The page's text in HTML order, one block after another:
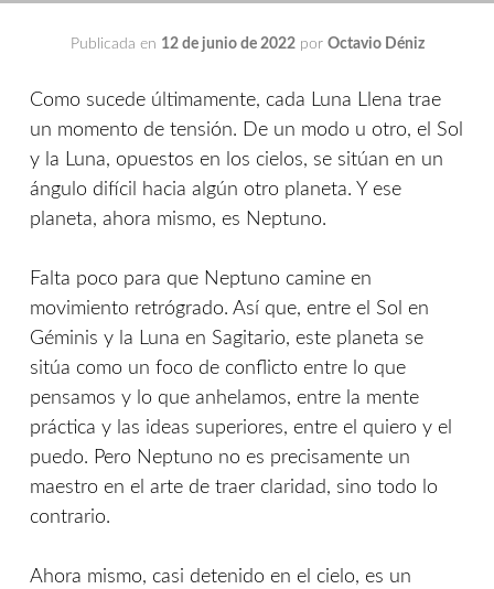
Publicada en 12 de junio de 2022por Octavio Déniz
Como sucede últimamente, cada Luna Llena trae
un momento de tensión. De un modo u otro, el Sol
y la Luna, opuestos en los cielos, se sitúan en un
ángulo difícil hacia algún otro planeta. Y ese
planeta, ahora mismo, es Neptuno.
Falta poco para que Neptuno camine en
movimiento retrógrado. Así que, entre el Sol en
Géminis y la Luna en Sagitario, este planeta se
sitúa como un foco de conflicto entre lo que
pensamos y lo que anhelamos, entre la mente
práctica y las ideas superiores, entre el quiero y el
puedo. Pero Neptuno no es precisamente un
maestro en el arte de traer claridad, sino todo lo
contrario.
Ahora mismo, casi detenido en el cielo, es un